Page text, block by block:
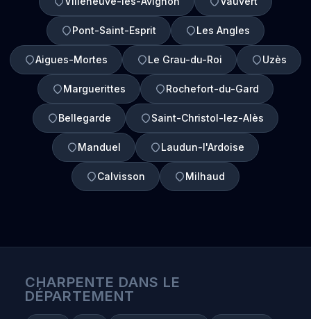
Pont-Saint-Esprit Les Angles
Aigues-Mortes Le Grau-du-Roi Uzès
Marguerittes Rochefort-du-Gard
Bellegarde Saint-Christol-lez-Alès
Manduel Laudun-l'Ardoise
Calvisson Milhaud
CHARPENTE DANS LE
DÉPARTEMENT